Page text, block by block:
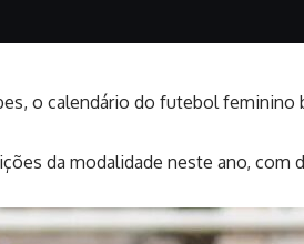
o calendário do futebol feminino
da modalidade neste ano, com